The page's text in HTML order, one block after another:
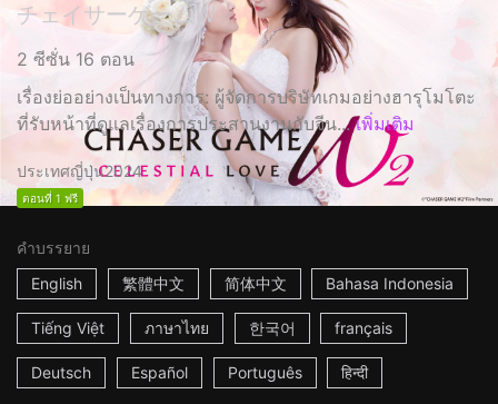
チェイサーゲームW
2 ซีซั่น 16 ตอน
เรื่องย่ออย่างเป็นทางการ: ผู้จัดการบริษัทเกมอย่างฮารุโมโตะ
ที่รับหน้าที่ดูแลเรื่องการประสานงานกับจีน... เพิ่มเติม
ประเทศญี่ปุ่น2024
ตอนที่ 1 ฟรี
คำบรรยาย
English
繁體中文 简体中文 Bahasa Indonesia
Tiếng Việt ภาษาไทย 한국어 français
Deutsch Español Português हिन्दी